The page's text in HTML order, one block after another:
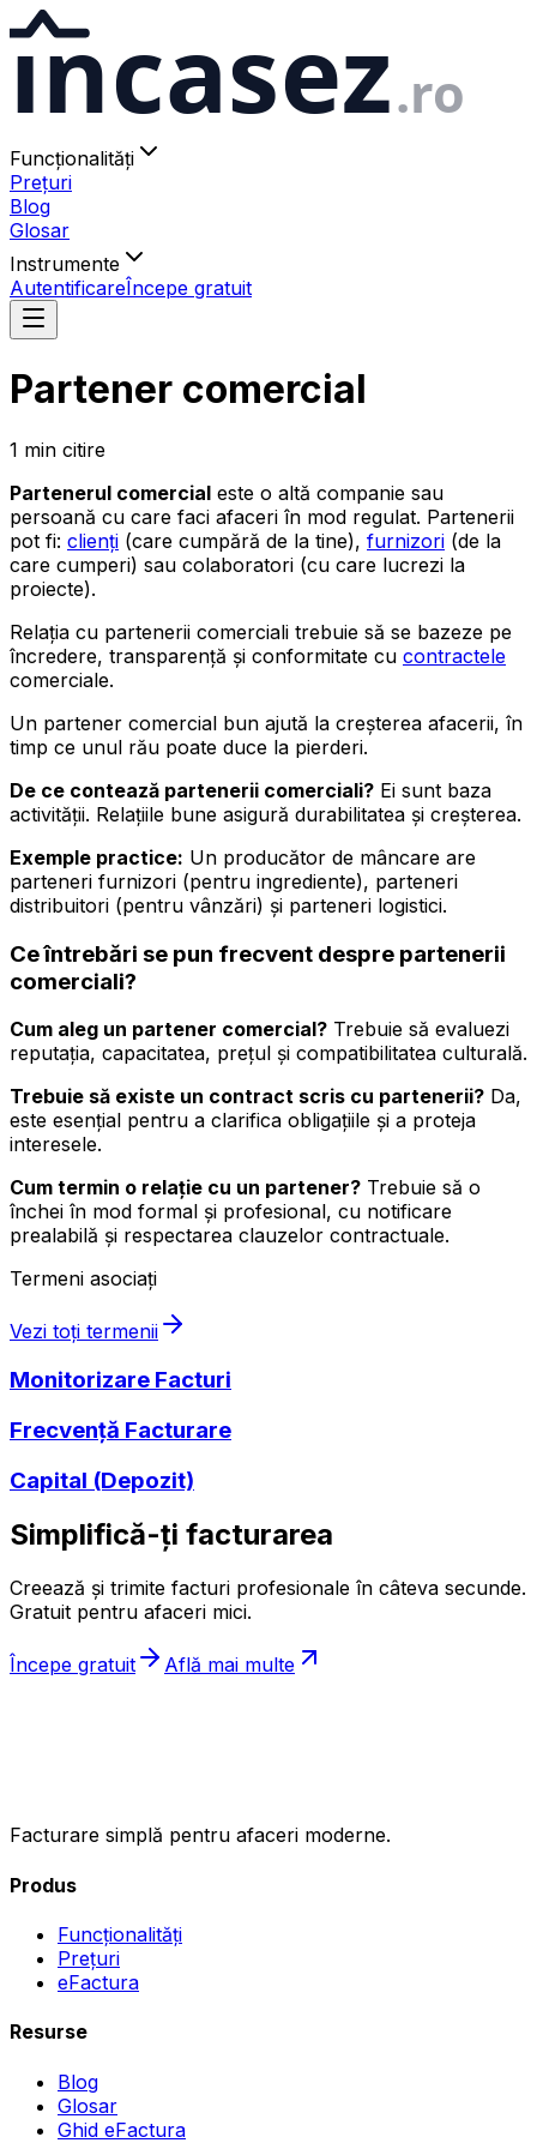
ıncasez.ro
Funcționalități
Prețuri
Blog
Glosar
Instrumente
AutentificareÎncepe gratuit
Partener comercial
1 min citire
Partenerul comercial este o altă companie sau
persoană cu care faci afaceri în mod regulat. Partenerii
pot fi: clienți (care cumpără de la tine), furnizori (de la
care cumperi) sau colaboratori (cu care lucrezi la
proiecte).
Relația cu partenerii comerciali trebuie să se bazeze pe
încredere, transparență și conformitate cu contractele
comerciale.
Un partener comercial bun ajută la creșterea afacerii, în
timp ce unul rău poate duce la pierderi.
De ce contează partenerii comerciali? Ei sunt baza
activității. Relațiile bune asigură durabilitatea și creșterea.
Exemple practice: Un producător de mâncare are
parteneri furnizori (pentru ingrediente), parteneri
distribuitori (pentru vânzări) și parteneri logistici.
Ce întrebări se pun frecvent despre partenerii
comerciali?
Cum aleg un partener comercial? Trebuie să evaluezi
reputația, capacitatea, prețul și compatibilitatea culturală.
Trebuie să existe un contract scris cu partenerii? Da,
este esențial pentru a clarifica obligațiile și a proteja
interesele.
Cum termin o relație cu un partener? Trebuie să o
închei în mod formal și profesional, cu notificare
prealabilă și respectarea clauzelor contractuale.
Termeni asociați
Vezi toți termenii
Monitorizare Facturi
Frecvență Facturare
Capital (Depozit)
Simplifică-ți facturarea
Creează și trimite facturi profesionale în câteva secunde.
Gratuit pentru afaceri mici.
Începe gratuit Află mai multe
Facturare simplă pentru afaceri moderne.
Produs
Funcționalități
Prețuri
eFactura
Resurse
Blog
Glosar
Ghid eFactura